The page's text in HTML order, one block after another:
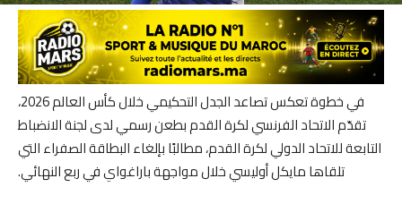
في خطوة تعكس تصاعد الجدل التحكيمي خلال كأس العالم 2026،
تقدّم الاتحاد الفرنسي لكرة القدم بطعن رسمي لدى لجنة الانضباط
التابعة للاتحاد الدولي لكرة القدم، مطالبًا بإلغاء البطاقة الصفراء التي
تلقاها مايكل أوليسي خلال مواجهة باراغواي في ربع النهائي.